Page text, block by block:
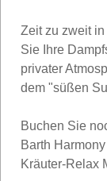
Zeit zu zweit
Sie Ihre
privater
dem "süßen
Buchen Sie
Barth
Kräuter-Relax